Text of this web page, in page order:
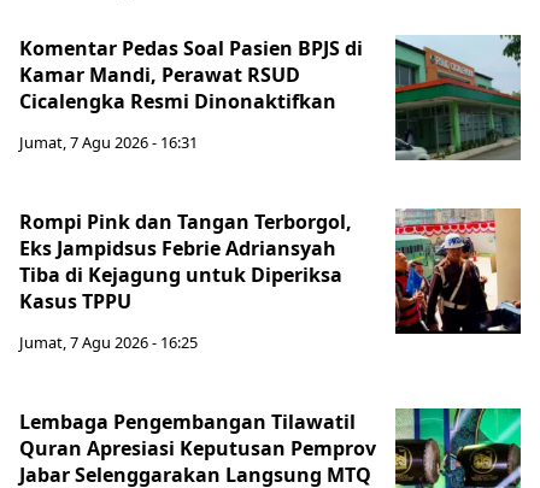
Komentar Pedas Soal Pasien BPJS di
Kamar Mandi, Perawat RSUD
Cicalengka Resmi Dinonaktifkan
Jumat, 7 Agu 2026 - 16:31
Rompi Pink dan Tangan Terborgol,
Eks Jampidsus Febrie Adriansyah
Tiba di Kejagung untuk Diperiksa
Kasus TPPU
Jumat, 7 Agu 2026 - 16:25
Lembaga Pengembangan Tilawatil
Quran Apresiasi Keputusan Pemprov
Jabar Selenggarakan Langsung MTQ